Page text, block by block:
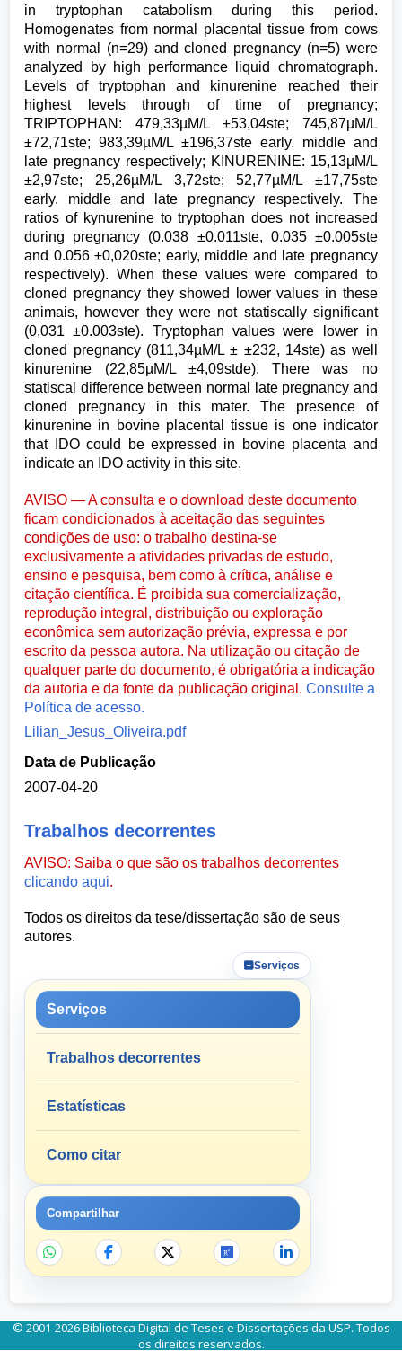
in tryptophan catabolism during this period.
Homogenates from normal placental tissue from cows
with normal (n=29) and cloned pregnancy (n=5) were
analyzed by high performance liquid chromatograph.
Levels of tryptophan and kinurenine reached their
highest levels through of time of pregnancy;
TRIPTOPHAN: 479,33µM/L ±53,04ste; 745,87µM/L
±72,71ste; 983,39µM/L ±196,37ste early. middle and
late pregnancy respectively; KINURENINE: 15,13µM/L
±2,97ste; 25,26µM/L 3,72ste; 52,77µM/L ±17,75ste
early. middle and late pregnancy respectively. The
ratios of kynurenine to tryptophan does not increased
during pregnancy (0.038 ±0.011ste, 0.035 ±0.005ste
and 0.056 ±0,020ste; early, middle and late pregnancy
respectively). When these values were compared to
cloned pregnancy they showed lower values in these
animais, however they were not statiscally significant
(0,031 ±0.003ste). Tryptophan values were lower in
cloned pregnancy (811,34µM/L ± ±232, 14ste) as well
kinurenine (22,85µM/L ±4,09stde). There was no
statiscal difference between normal late pregnancy and
cloned pregnancy in this mater. The presence of
kinurenine in bovine placental tissue is one indicator
that IDO could be expressed in bovine placenta and
indicate an IDO activity in this site.
AVISO — A consulta e o download deste documento
ficam condicionados à aceitação das seguintes
condições de uso: o trabalho destina-se
exclusivamente a atividades privadas de estudo,
ensino e pesquisa, bem como à crítica, análise e
citação científica. É proibida sua comercialização,
reprodução integral, distribuição ou exploração
econômica sem autorização prévia, expressa e por
escrito da pessoa autora. Na utilização ou citação de
qualquer parte do documento, é obrigatória a indicação
da autoria e da fonte da publicação original.Consulte a
Política de acesso.
Lilian_Jesus_Oliveira.pdf
Data de Publicação
2007-04-20
Trabalhos decorrentes
AVISO: Saiba o que são os trabalhos decorrentes
clicando aqui.
Todos os direitos da tese/dissertação são de seus
autores.
Serviços
Serviços
Trabalhos decorrentes
Estatísticas
Como citar
Compartilhar
© 2001-2026 Biblioteca Digital de Teses e Dissertações da USP. Todos
os direitos reservados.